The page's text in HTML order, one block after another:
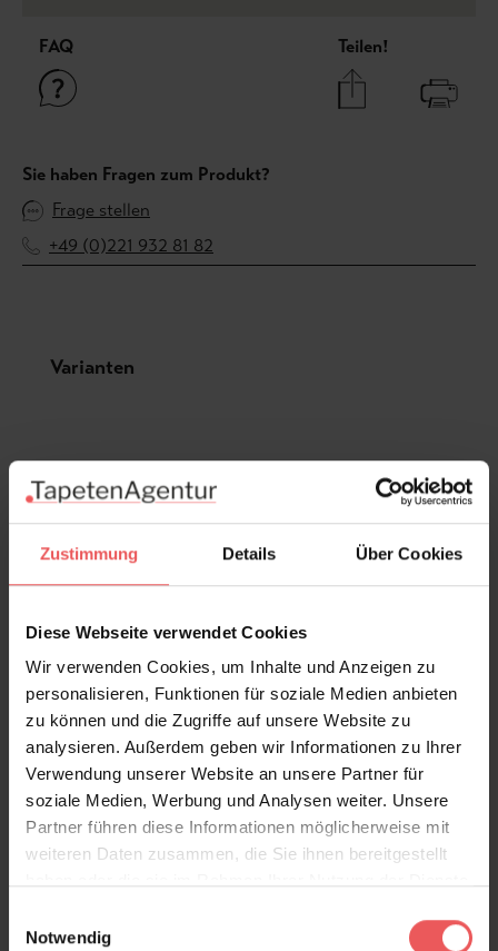
Zustimmung Details Über Cookies
Diese Webseite verwendet Cookies
Wir verwenden Cookies, um Inhalte und Anzeigen zu
personalisieren, Funktionen für soziale Medien anbieten
zu können und die Zugriffe auf unsere Website zu
analysieren. Außerdem geben wir Informationen zu Ihrer
Verwendung unserer Website an unsere Partner für
soziale Medien, Werbung und Analysen weiter. Unsere
Partner führen diese Informationen möglicherweise mit
weiteren Daten zusammen, die Sie ihnen bereitgestellt
Notwendig
FAQ Teilen!
Sie haben Fragen zum Produkt?
Frage stellen
+49 (0)221 932 81 82
Produktgalerie überspringen
Varianten
97,00 €